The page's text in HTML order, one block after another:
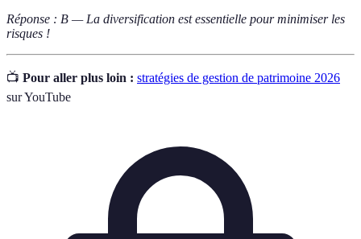
Réponse : B — La diversification est essentielle pour minimiser les
risques !
📺 Pour aller plus loin : stratégies de gestion de patrimoine 2026
sur YouTube